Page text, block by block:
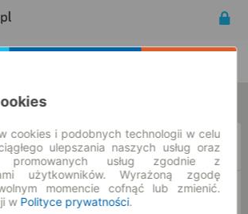
w obie strony
cookies i podobnych technologii w celu
ulepszania naszych usług oraz
promowanych usług zgodnie z
użytkowników. Wyrażoną zgodę
momencie cofnąć lub zmienić.
w Polityce prywatności.